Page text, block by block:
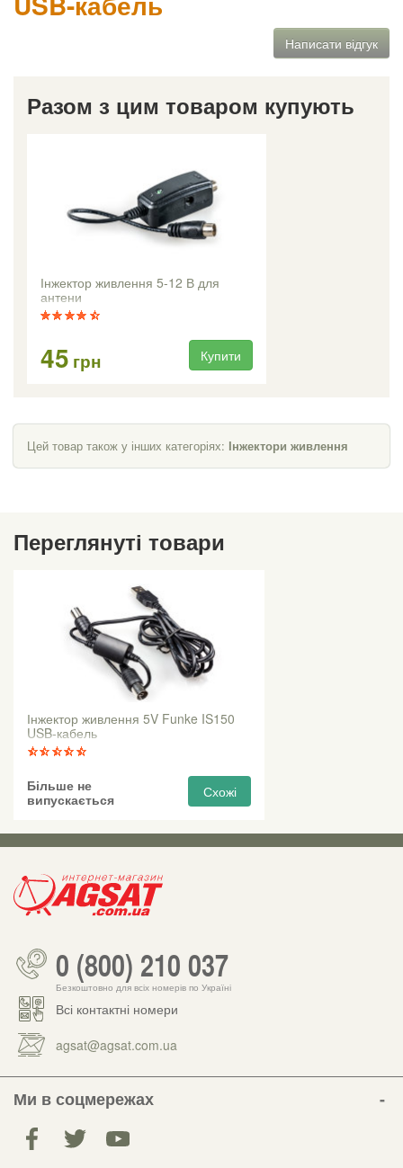
Написати відгук
Разом з цим товаром купують
Інжектор живлення 5-12 В для
антени
45 грн Купити
Цей товар також у інших категоріях: Інжектори живлення
Переглянуті товари
Інжектор живлення 5V Funke IS150
USB-кабель
Більше не
випускається
Схожі
0 (800) 210 037
Безкоштовно для всіх номерів по Україні
Всі контактні номери
agsat@agsat.com.ua
Ми в соцмережах